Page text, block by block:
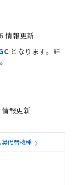
情報更新
となります。詳
報更新
代替機種